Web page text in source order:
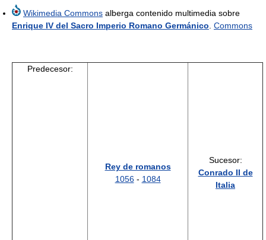
Wikimedia Commons alberga contenido multimedia sobre
Enrique IV del Sacro Imperio Romano Germánico Commons
Predecesor:
Rey de romanos
1056- 1084
Sucesor:
Conrado II de
Italia